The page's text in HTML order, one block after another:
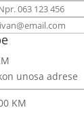
unosa adrese
KM